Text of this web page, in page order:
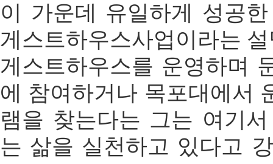
이 가운데 유일하게 성공
게스트하우스사업이라는
게스트하우스를 운영하며
에 참여하거나 목포대에서
램을 찾는다는 그는 여기
는 삶을 실천하고 있다고